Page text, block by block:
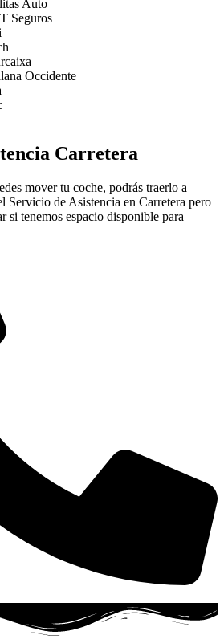
Carretera
mover tu coche, podrás traerlo a
Servicio de Asistencia en Carretera pero
si tenemos espacio disponible para